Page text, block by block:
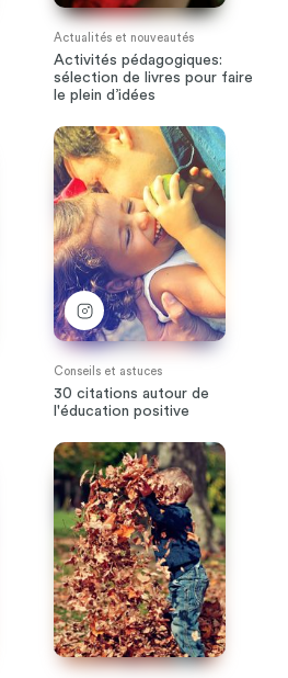
Actualités et nouveautés
Activités pédagogiques:
sélection de livres pour faire
le plein d’idées
Conseils et astuces
30 citations autour de
l'éducation positive